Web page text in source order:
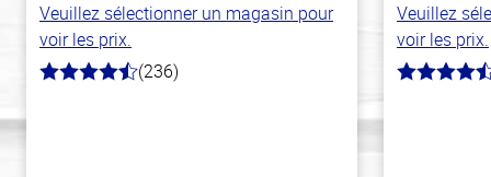
Veuillez sélectionner un magasin pour
voir les prix.
4.3
(236)
Veuillez
voir les prix.
4.3